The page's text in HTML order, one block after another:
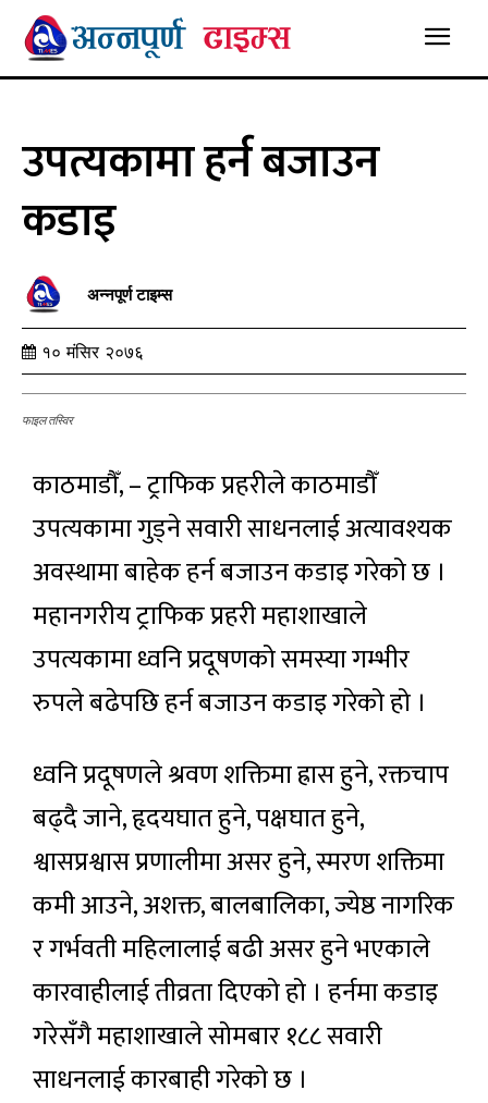
उपत्यकामा हर्न बजाउन
कडाइ
अन्नपूर्ण टाइम्स
१० मंसिर २०७६
फाइल तस्विर
काठमाडौँ, – ट्राफिक प्रहरीले काठमाडौँ
उपत्यकामा गुड्ने सवारी साधनलाई अत्यावश्यक
अवस्थामा बाहेक हर्न बजाउन कडाइ गरेको छ ।
महानगरीय ट्राफिक प्रहरी महाशाखाले
उपत्यकामा ध्वनि प्रदूषणको समस्या गम्भीर
रुपले बढेपछि हर्न बजाउन कडाइ गरेको हो ।
ध्वनि प्रदूषणले श्रवण शक्तिमा ह्रास हुने, रक्तचाप
बढ्दै जाने, हृदयघात हुने, पक्षघात हुने,
श्वासप्रश्वास प्रणालीमा असर हुने, स्मरण शक्तिमा
कमी आउने, अशक्त, बालबालिका, ज्येष्ठ नागरिक
र गर्भवती महिलालाई बढी असर हुने भएकाले
कारवाहीलाई तीव्रता दिएको हो । हर्नमा कडाइ
गरेसँगै महाशाखाले सोमबार १८८ सवारी
साधनलाई कारबाही गरेको छ ।